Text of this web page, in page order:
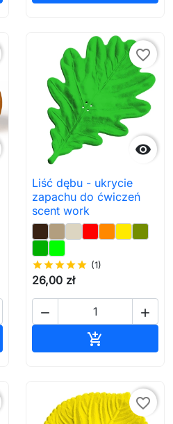

favorite_border
Liść dębu - ukrycie
zapachu do ćwiczeń
scent work
starstarstarstarstar (1)
26,00 zł
 

favorite_border